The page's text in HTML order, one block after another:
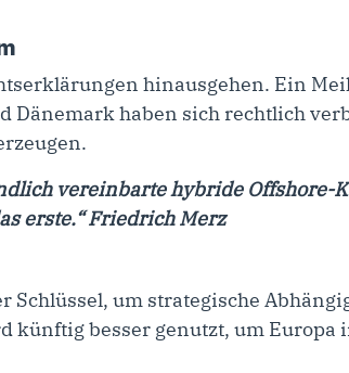
hinausgehen. Ein
Dänemark haben sich rechtlich
vereinbarte hybride Offshore-
erste.“ Friedrich Merz
um strategische
künftig besser genutzt, um Europa